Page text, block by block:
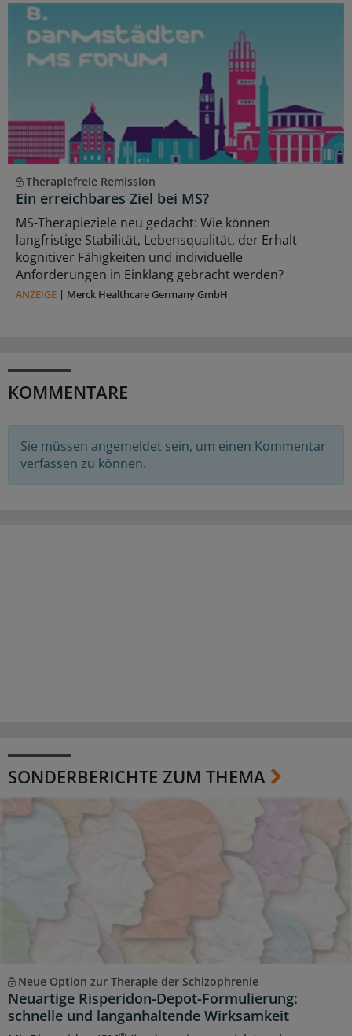
Therapiefreie Remission
Ein erreichbares Ziel bei MS?
MS-Therapieziele neu gedacht: Wie können
langfristige Stabilität, Lebensqualität, der Erhalt
kognitiver Fähigkeiten und individuelle
Anforderungen in Einklang gebracht werden?
ANZEIGE | Merck Healthcare Germany GmbH
KOMMENTARE
Sie müssen angemeldet sein, um einen Kommentar
verfassen zu können.
SONDERBERICHTE ZUM THEMA
Neue Option zur Therapie der Schizophrenie
Neuartige Risperidon-Depot-Formulierung:
schnelle und langanhaltende Wirksamkeit